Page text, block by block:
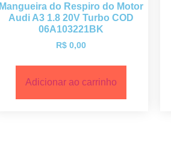
Mangueira do Respiro do Motor
Audi A3 1.8 20V Turbo COD
06A103221BK
R$0,00
Adicionar ao carrinho